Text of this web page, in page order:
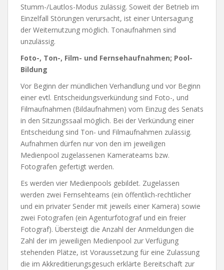
Stumm-/Lautlos-Modus zulässig. Soweit der Betrieb im
Einzelfall Störungen verursacht, ist einer Untersagung
der Weiternutzung möglich. Tonaufnahmen sind
unzulässig.
Foto-, Ton-, Film- und Fernsehaufnahmen; Pool-
Bildung
Vor Beginn der mündlichen Verhandlung und vor Beginn
einer evtl. Entscheidungsverkündung sind Foto-, und
Filmaufnahmen (Bildaufnahmen) vom Einzug des Senats
in den Sitzungssaal möglich. Bei der Verkündung einer
Entscheidung sind Ton- und Filmaufnahmen zulässig.
Aufnahmen dürfen nur von den im jeweiligen
Medienpool zugelassenen Kamerateams bzw.
Fotografen gefertigt werden.
Es werden vier Medienpools gebildet. Zugelassen
werden zwei Fernsehteams (ein öffentlich-rechtlicher
und ein privater Sender mit jeweils einer Kamera) sowie
zwei Fotografen (ein Agenturfotograf und ein freier
Fotograf). Übersteigt die Anzahl der Anmeldungen die
Zahl der im jeweiligen Medienpool zur Verfügung
stehenden Plätze, ist Voraussetzung für eine Zulassung
die im Akkreditierungsgesuch erklärte Bereitschaft zur